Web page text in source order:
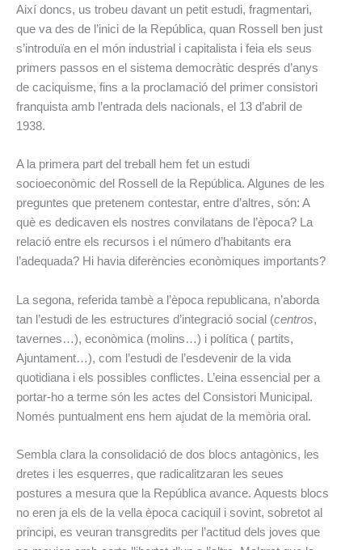
Així doncs, us trobeu davant un petit estudi, fragmentari,
que va des de l’inici de la República, quan Rossell ben just
s’introduïa en el món industrial i capitalista i feia els seus
primers passos en el sistema democràtic després d’anys
de caciquisme, fins a la proclamació del primer consistori
franquista amb l’entrada dels nacionals, el 13 d’abril de
1938.
A la primera part del treball hem fet un estudi
socioeconòmic del Rossell de la República. Algunes de les
preguntes que pretenem contestar, entre d’altres, són: A
què es dedicaven els nostres convilatans de l’època? La
relació entre els recursos i el número d’habitants era
l’adequada? Hi havia diferències econòmiques importants?
La segona, referida tambè a l’època republicana, n’aborda
tan l’estudi de les estructures d’integració social (centros,
tavernes…), econòmica (molins…) i política ( partits,
Ajuntament…), com l’estudi de l’esdevenir de la vida
quotidiana i els possibles conflictes. L’eina essencial per a
portar-ho a terme són les actes del Consistori Municipal.
Només puntualment ens hem ajudat de la memòria oral.
Sembla clara la consolidació de dos blocs antagònics, les
dretes i les esquerres, que radicalitzaran les seues
postures a mesura que la República avance. Aquests blocs
no eren ja els de la vella època caciquil i sovint, sobretot al
principi, es veuran transgredits per l’actitud dels joves que